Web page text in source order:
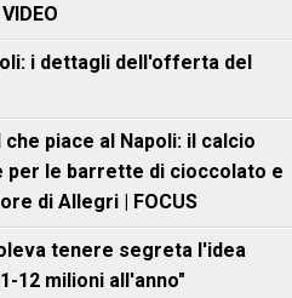
i dettagli dell'offerta del
piace al Napoli: il calcio
per le barrette di cioccolato e
di Allegri | FOCUS
tenere segreta l'idea
12 milioni all'anno"